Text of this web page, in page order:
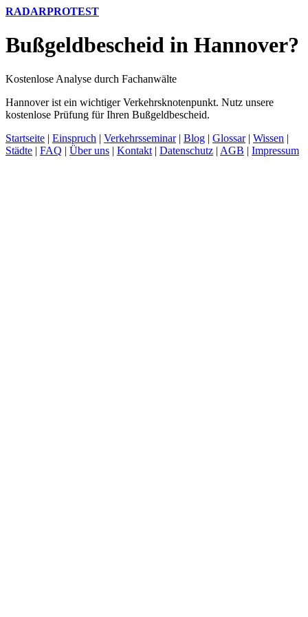
RADARPROTEST
Bußgeldbescheid in Hannover?
Kostenlose Analyse durch Fachanwälte
Hannover ist ein wichtiger Verkehrsknotenpunkt. Nutz unsere
kostenlose Prüfung für Ihren Bußgeldbescheid.
Startseite | Einspruch | Verkehrsseminar| Blog | Glossar| Wissen |
Städte | FAQ | Über uns | Kontakt | Datenschutz | AGB | Impressum